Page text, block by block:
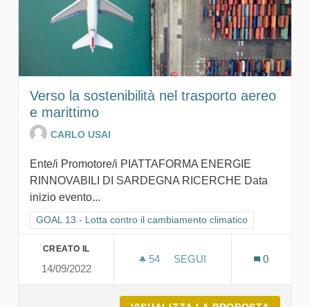
Verso la sostenibilità nel trasporto aereo
e marittimo
CARLO USAI
Ente/i Promotore/i PIATTAFORMA ENERGIE
RINNOVABILI DI SARDEGNA RICERCHE Data
inizio evento...
Filtra i risultati per categoria: GOAL 13 - Lotta contro il
GOAL 13 - Lotta contro il cambiamento climatico
CREATO IL
14/09/2022
54 54 SOSTENITORI
SEGUI
0